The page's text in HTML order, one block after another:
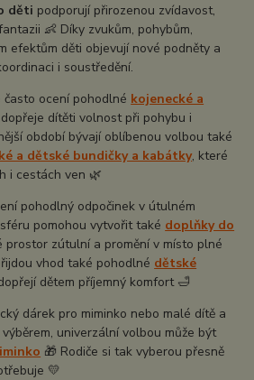
děti podporují přirozenou zvídavost,
👶 Díky zvukům, pohybům,
efektům děti objevují nové podněty a
i soustředění.
často ocení pohodlné kojenecké a
dítěti volnost při pohybu i
období bývají oblíbenou volbou také
a dětské bundičky a kabátky, které
i cestách ven 🌿
pohodlný odpočinek v útulném
pomohou vytvořit také doplňky do
prostor zútulní a promění v místo plné
vhod také pohodlné dětské
dětem příjemný komfort 🛁
dárek pro miminko nebo malé dítě a
univerzální volbou může být
🎁 Rodiče si tak vyberou přesně
💛